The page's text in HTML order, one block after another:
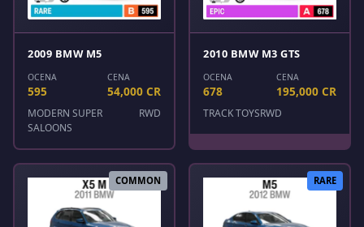
2009 BMW M5
OCENA
595
CENA
54,000 CR
MODERN SUPER
SALOONS
RWD
2010 BMW M3 GTS
OCENA
678
CENA
195,000 CR
TRACK TOYSRWD
COMMON RARE